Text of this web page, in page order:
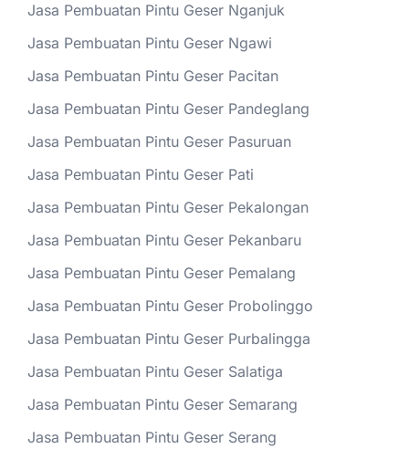
Jasa Pembuatan Pintu Geser Nganjuk
Jasa Pembuatan Pintu Geser Ngawi
Jasa Pembuatan Pintu Geser Pacitan
Jasa Pembuatan Pintu Geser Pandeglang
Jasa Pembuatan Pintu Geser Pasuruan
Jasa Pembuatan Pintu Geser Pati
Jasa Pembuatan Pintu Geser Pekalongan
Jasa Pembuatan Pintu Geser Pekanbaru
Jasa Pembuatan Pintu Geser Pemalang
Jasa Pembuatan Pintu Geser Probolinggo
Jasa Pembuatan Pintu Geser Purbalingga
Jasa Pembuatan Pintu Geser Salatiga
Jasa Pembuatan Pintu Geser Semarang
Jasa Pembuatan Pintu Geser Serang